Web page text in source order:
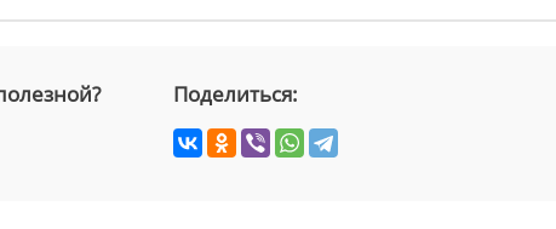
Поделиться: